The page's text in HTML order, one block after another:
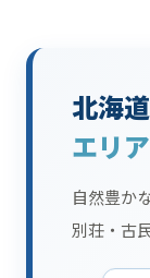
北海
エリア
自然豊か
別荘・古